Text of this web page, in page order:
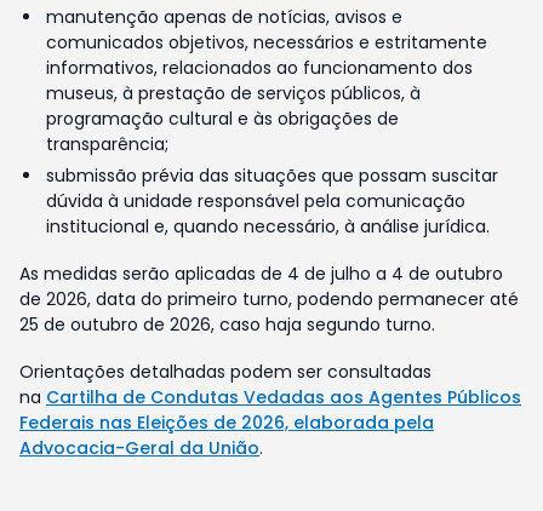
manutenção apenas de notícias, avisos e
comunicados objetivos, necessários e estritamente
informativos, relacionados ao funcionamento dos
museus, à prestação de serviços públicos, à
programação cultural e às obrigações de
transparência;
submissão prévia das situações que possam suscitar
dúvida à unidade responsável pela comunicação
institucional e, quando necessário, à análise jurídica.
As medidas serão aplicadas de 4 de julho a 4 de outubro
de 2026, data do primeiro turno, podendo permanecer até
25 de outubro de 2026, caso haja segundo turno.
Orientações detalhadas podem ser consultadas
na Cartilha de Condutas Vedadas aos Agentes Públicos
Federais nas Eleições de 2026, elaborada pela
Advocacia-Geral da União.